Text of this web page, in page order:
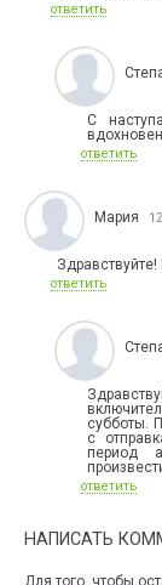
ответить
С
ответить
Мария
Здравствуйте!
ответить
субботы.
с
период
ответить
НАПИСАТЬ
Для того, чтобы